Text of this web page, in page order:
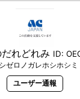
れどれみ ID:
ゼロノガレホシホシミ
ユーザー通報